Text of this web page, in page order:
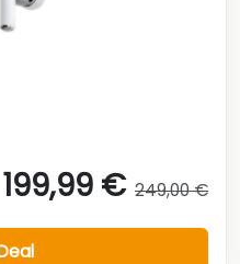
199,99 € 249,00 €